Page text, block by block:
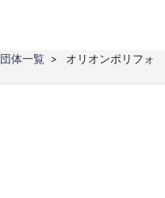
団体一覧
オリオンポリフォ